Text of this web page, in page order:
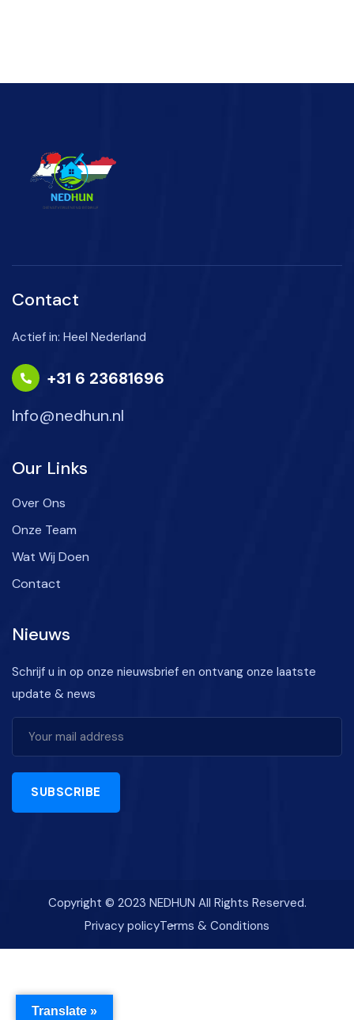
Contact
Actief in: Heel Nederland
+31 6 23681696
Info@nedhun.nl
Our Links
Over Ons
Onze Team
Wat Wij Doen
Contact
Nieuws
Schrijf u in op onze nieuwsbrief en ontvang onze laatste
update & news
SUBSCRIBE
Copyright © 2023 NEDHUN All Rights Reserved.
Privacy policyTerms & Conditions
Translate »